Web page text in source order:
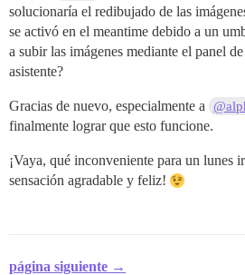
solucionaría el redibujado de las
se activó en el meantime debido a un
a subir las imágenes mediante el panel
asistente?
Gracias de nuevo, especialmente a
finalmente lograr que esto funcione.
¡Vaya, qué inconveniente para un lunes
sensación agradable y feliz!
página siguiente →